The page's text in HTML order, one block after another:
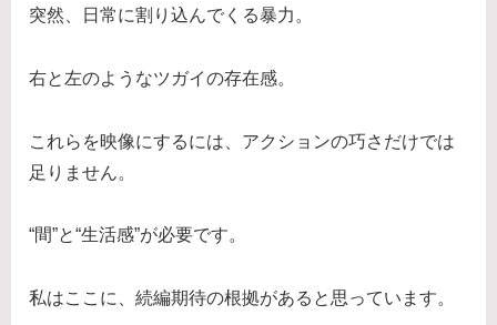
突然、日常に割り込んでくる暴力。
右と左のようなツガイの存在感。
これらを映像にするには、アクションの巧さだけでは
足りません。
“間”と“生活感”が必要です。
私はここに、続編期待の根拠があると思っています。